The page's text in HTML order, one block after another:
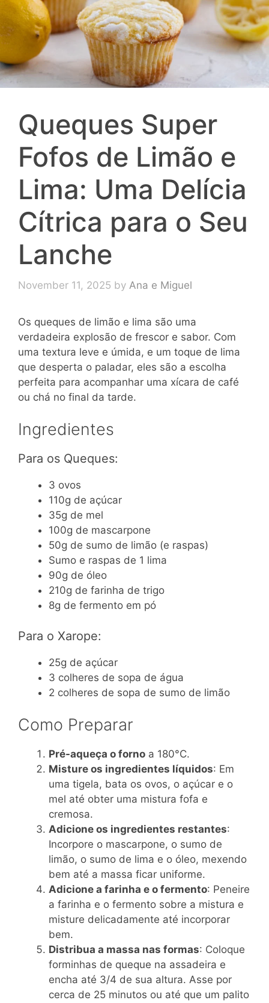
Queques Super
Fofos de Limão e
Lima: Uma Delícia
Cítrica para o Seu
Lanche
November 11, 2025 by Ana e Miguel
Os queques de limão e lima são uma
verdadeira explosão de frescor e sabor. Com
uma textura leve e úmida, e um toque de lima
que desperta o paladar, eles são a escolha
perfeita para acompanhar uma xícara de café
ou chá no final da tarde.
Ingredientes
Para os Queques:
3 ovos
110g de açúcar
35g de mel
100g de mascarpone
50g de sumo de limão (e raspas)
Sumo e raspas de 1 lima
90g de óleo
210g de farinha de trigo
8g de fermento em pó
Para o Xarope:
25g de açúcar
3 colheres de sopa de água
2 colheres de sopa de sumo de limão
Como Preparar
Pré-aqueça o forno a 180°C.
Misture os ingredientes líquidos: Em
uma tigela, bata os ovos, o açúcar e o
mel até obter uma mistura fofa e
cremosa.
Adicione os ingredientes restantes:
Incorpore o mascarpone, o sumo de
limão, o sumo de lima e o óleo, mexendo
bem até a massa ficar uniforme.
Adicione a farinha e o fermento: Peneire
a farinha e o fermento sobre a mistura e
misture delicadamente até incorporar
bem.
Distribua a massa nas formas: Coloque
forminhas de queque na assadeira e
encha até 3/4 de sua altura. Asse por
cerca de 25 minutos ou até que um palito